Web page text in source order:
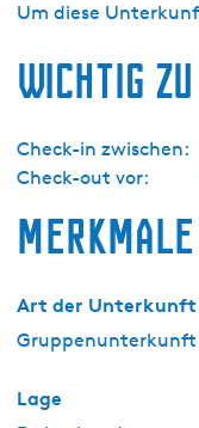
Um diese
Wichtig
Check-in zwischen:
Check-out vor:
h
i
n
S
i
n
a
Art der Unterkunft
Gruppenunterkunft
Lage